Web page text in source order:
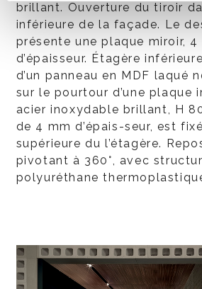
brillant. Ouverture du tiroir
inférieure de la façade. Le
présente une plaque miroir, 4
d’épaisseur. Étagère
d’un panneau en MDF laqué
sur le pourtour d’une plaque
acier inoxydable brillant, H
de 4 mm d’épais-seur, est
supérieure du l’étagère.
pivotant à 360°, avec
polyuréthane